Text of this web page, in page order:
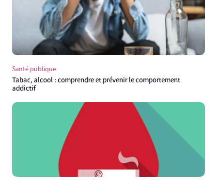
Santé publique
Tabac, alcool : comprendre et prévenir le comportement
addictif